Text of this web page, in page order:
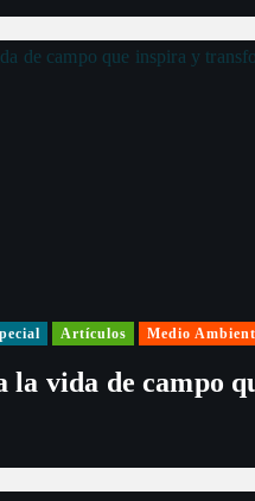
Artículos Medio
la vida de campo